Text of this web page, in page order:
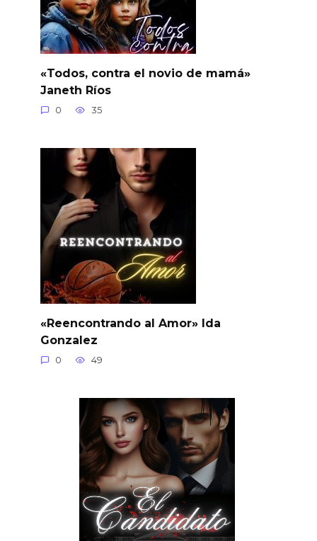
«Todos, contra el novio de mamá»
Janeth Ríos
0 35
«Reencontrando al Amor» Ida
Gonzalez
0 49